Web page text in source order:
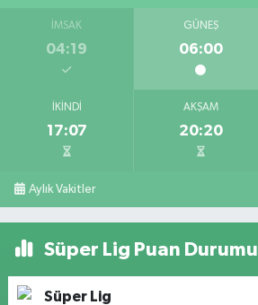
İMSAK
04:19
GÜNEŞ
06:00
İKINDI
17:07
AKŞAM
20:20
Aylık Vakitler
Süper Lig Puan Durumu
Süper Lig